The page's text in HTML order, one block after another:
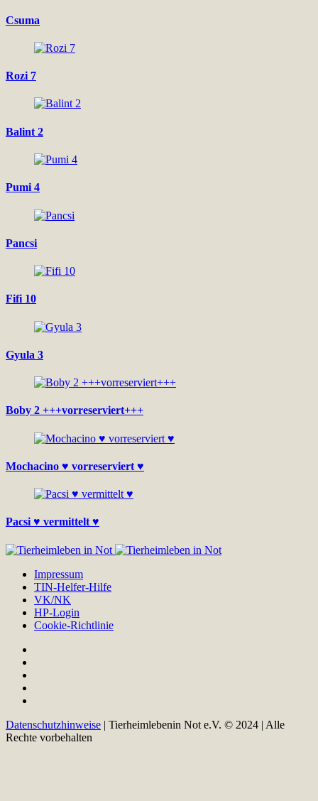
Csuma
Rozi 7
Balint 2
Pumi 4
Pancsi
Fifi 10
Gyula 3
Boby 2 +++vorreserviert+++
Mochacino ♥ vorreserviert ♥
Pacsi ♥ vermittelt ♥
Impressum
TIN-Helfer-Hilfe
VK/NK
HP-Login
Cookie-Richtlinie
Datenschutzhinweise | Tierheimlebenin Not e.V. © 2024 | Alle
Rechte vorbehalten